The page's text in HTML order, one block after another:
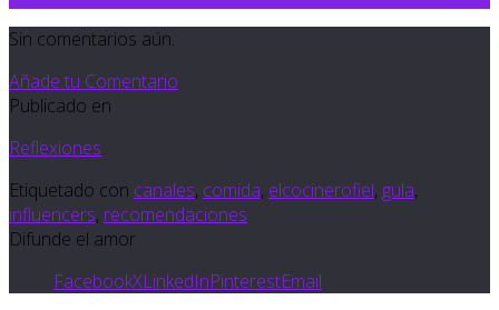
Sin comentarios aún.
Añade tu Comentario
Publicado en
Reflexiones
Etiquetado con canales, comida, elcocinerofiel, gula,
influencers, recomendaciones
Difunde el amor
FacebookXLinkedInPinterestEmail